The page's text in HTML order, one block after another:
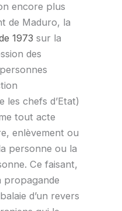
encore plus
de Maduro, la
1973 sur la
des
les chefs d’Etat)
tout acte
enlèvement ou
personne ou la
Ce faisant,
propagande
d’un revers